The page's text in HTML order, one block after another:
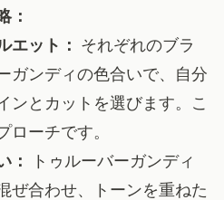
：
エット： それぞれのブラ
ガンディの色合いで、自分
ンとカットを選びます。こ
ローチです。
：
トゥルーバーガンディ
ぜ合わせ、トーンを重ねた